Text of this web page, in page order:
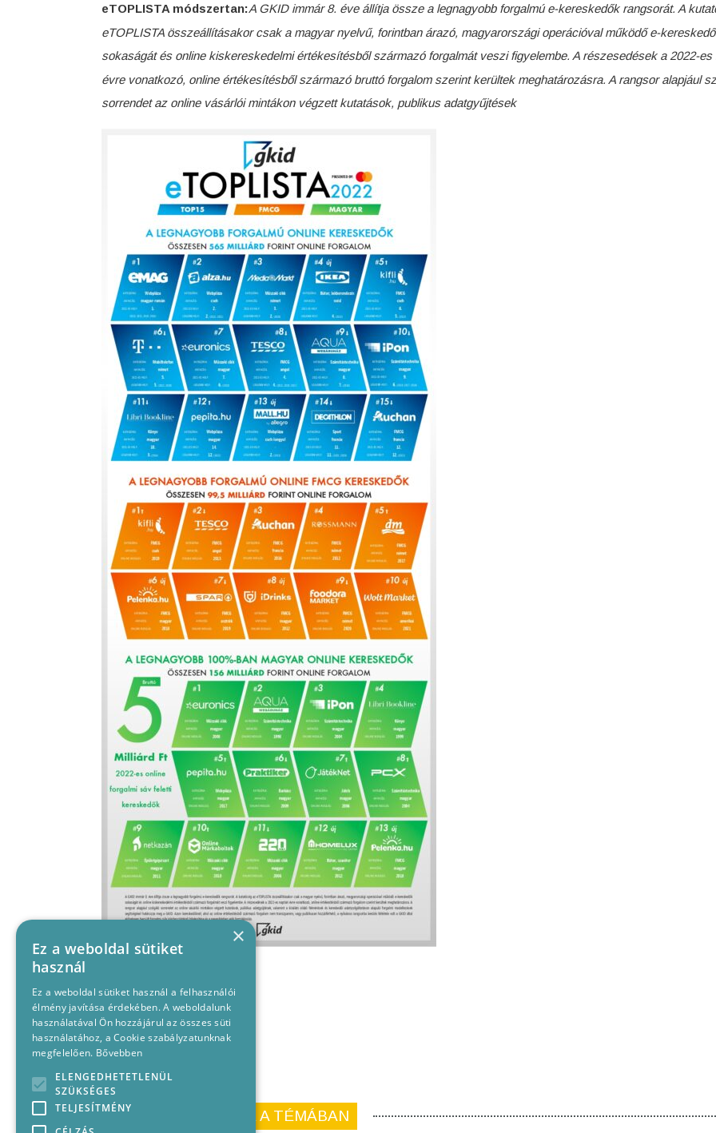
eTOPLISTA módszertan:A GKID immár 8. éve állítja össze a legnagyobb forgalmú e-kereskedők rangsorát. A
eTOPLISTA összeállításakor csak a magyar nyelvű, forintban árazó, magyarországi operációval működő e-
sokaságát és online kiskereskedelmi értékesítésből származó forgalmát veszi figyelembe. A részesedések a 2022-es
évre vonatkozó, online értékesítésből származó bruttó forgalom szerint kerültek meghatározásra. A rangsor alapjául
sorrendet az online vásárlói mintákon végzett kutatások, publikus adatgyűjtések
KORÁBBI CIKKEINK A TÉMÁBAN
×
Ez a weboldal sütiket
használ
Ez a weboldal sütiket használ a felhasználói
élmény javítása érdekében. A weboldalunk
használatával Ön hozzájárul az összes süti
használatához, a Cookie szabályzatunknak
megfelelően. Bővebben
ELENGEDHETETLENÜL
SZÜKSÉGES
TELJESÍTMÉNY